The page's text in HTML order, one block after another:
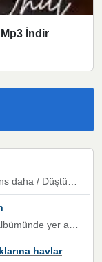
İndir
izin verilmeyeceğini, kişisel sınırların çizildiğini gösteriyor.
vurulduğum, sözlerinde kaybolduğum bir parça olmuş.
havlar